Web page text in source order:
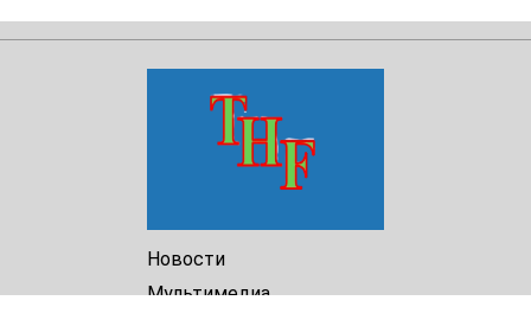
Новости
Мультимедиа